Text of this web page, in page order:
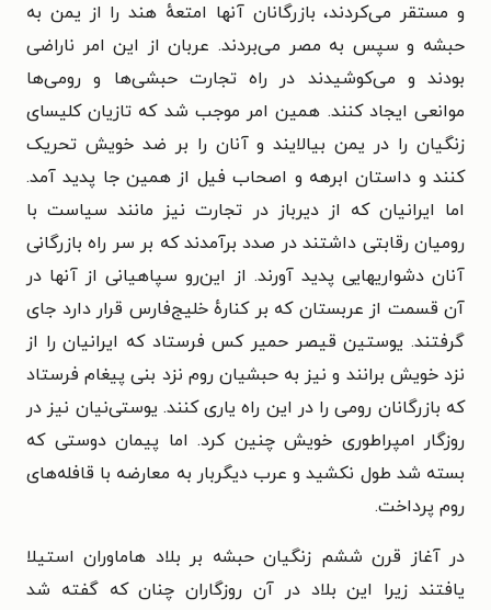
و مستقر می‌کردند، بازرگانان آنها امتعهٔ هند را از یمن به
حبشه و سپس به مصر می‌بردند. عربان از این امر ناراضی
بودند و می‌کوشیدند در راه تجارت حبشی‌ها و رومی‌ها
موانعی ایجاد کنند. همین امر موجب شد که تازیان کلیسای
زنگیان را در یمن بیالایند و آنان را بر ضد خویش تحریک
کنند و داستان ابرهه و اصحاب فیل از همین جا پدید آمد.
اما ایرانیان که از دیرباز در تجارت نیز مانند سیاست با
رومیان رقابتی داشتند در صدد برآمدند که بر سر راه بازرگانی
آنان دشواریهایی پدید آورند. از این‌رو سپاهیانی از آنها در
آن قسمت از عربستان که بر کنارهٔ خلیج‌فارس قرار دارد جای
گرفتند. یوستین قیصر حمیر کس فرستاد که ایرانیان را از
نزد خویش برانند و نیز به حبشیان روم نزد بنی پیغام فرستاد
که بازرگانان رومی را در این راه یاری کنند. یوستی‌نیان نیز در
روزگار امپراطوری خویش چنین کرد. اما پیمان دوستی که
بسته شد طول نکشید و عرب دیگربار به معارضه با قافله‌های
روم پرداخت.
در آغاز قرن ششم زنگیان حبشه بر بلاد هاماوران استیلا
یافتند زیرا این بلاد در آن روزگاران چنان که گفته شد